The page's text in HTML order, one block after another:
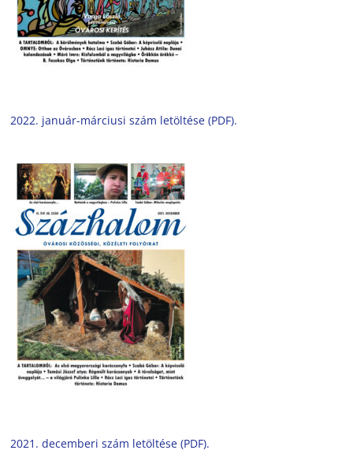
2022. január-márciusi szám letöltése (PDF).
2021. decemberi szám letöltése (PDF).